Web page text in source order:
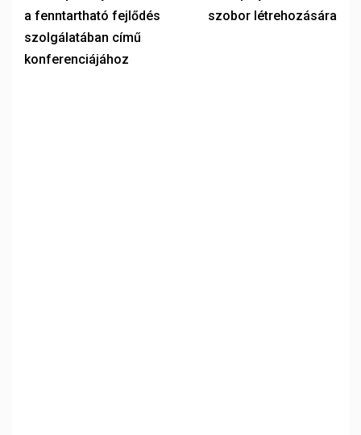
a fenntartható fejlődés
szolgálatában című
konferenciájához
szobor létrehozására